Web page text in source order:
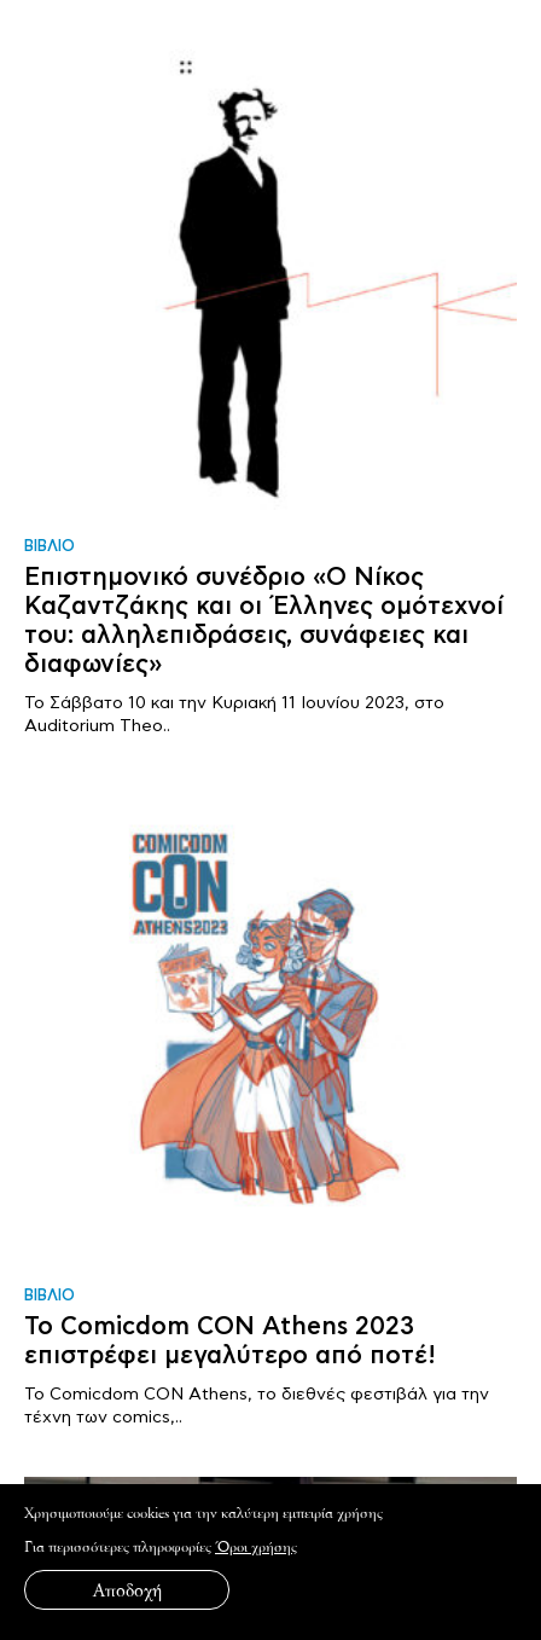
ΒΙΒΛΙΟ
Επιστημονικό συνέδριο «Ο Νίκος
Καζαντζάκης και οι Έλληνες ομότεχνοί
του: αλληλεπιδράσεις, συνάφειες και
διαφωνίες»
Το Σάββατο 10 και την Κυριακή 11 Ιουνίου 2023, στο
Auditorium Theo..
ΒΙΒΛΙΟ
Το Comicdom CON Athens 2023
επιστρέφει μεγαλύτερο από ποτέ!
Το Comicdom CON Athens, το διεθνές φεστιβάλ για την
τέχνη των comics,..
Xρησιμοποιούμε cookies για την καλύτερη εμπειρία χρήσης
Για περισσότερες πληροφορίεςΌροι χρήσης
Αποδοχή